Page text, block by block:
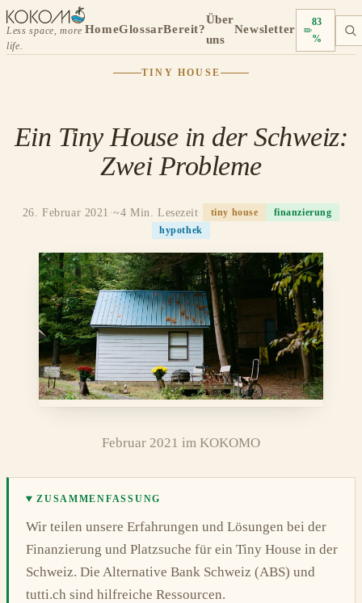
Less space, more
life.
HomeGlossarBereit?
Über
uns
Newsletter
83
%
TINY HOUSE
Ein Tiny House in der Schweiz:
Zwei Probleme
26. Februar 2021 ·~4 Min. Lesezeit· tiny house
finanzierung
hypothek
Februar 2021 im KOKOMO
ZUSAMMENFASSUNG
Wir teilen unsere Erfahrungen und Lösungen bei der
Finanzierung und Platzsuche für ein Tiny House in der
Schweiz. Die Alternative Bank Schweiz (ABS) und
tutti.ch sind hilfreiche Ressourcen.